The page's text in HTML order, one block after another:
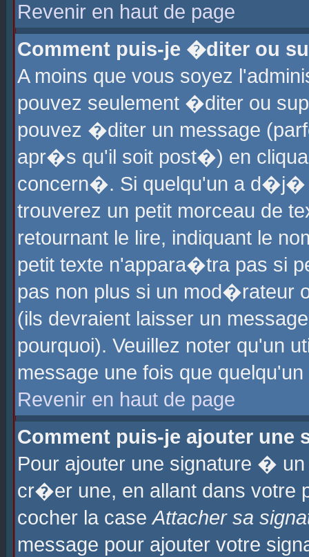
Revenir en haut de page
Comment puis-je �diter ou
A moins que vous soyez
pouvez seulement �diter ou
pouvez �diter un message
apr�s qu'il soit post�) en
concern�. Si quelqu'un a
trouverez un petit morceau de
retournant le lire, indiquant le
petit texte n'appara�tra pas si
pas non plus si un mod�rateur
(ils devraient laisser un
pourquoi). Veuillez noter qu'un
message une fois que
Revenir en haut de page
Comment puis-je ajouter une
Pour ajouter une signature �
cr�er une, en allant dans
cocher la caseAttacher sa
message pour ajouter votre